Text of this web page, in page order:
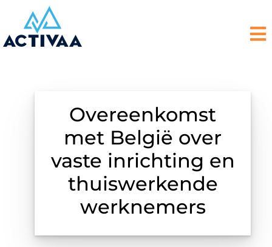
Overeenkomst
met België over
vaste inrichting en
thuiswerkende
werknemers